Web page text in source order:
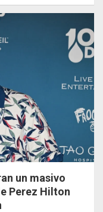
un masivo
Perez Hilton